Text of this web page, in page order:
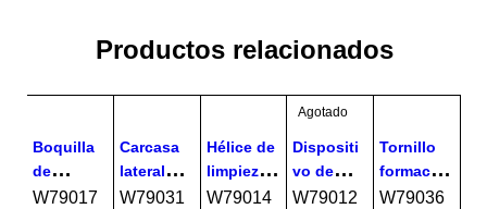
Productos relacionados
Boquilla
de
aspiració
W79017
Carcasa
lateral
izquierda
W79031
Hélice de
limpieza
Zodiac
W79014
Agotado
Dispositi
vo de
control
W79012
Tornillo
formació
n ranura
W79036